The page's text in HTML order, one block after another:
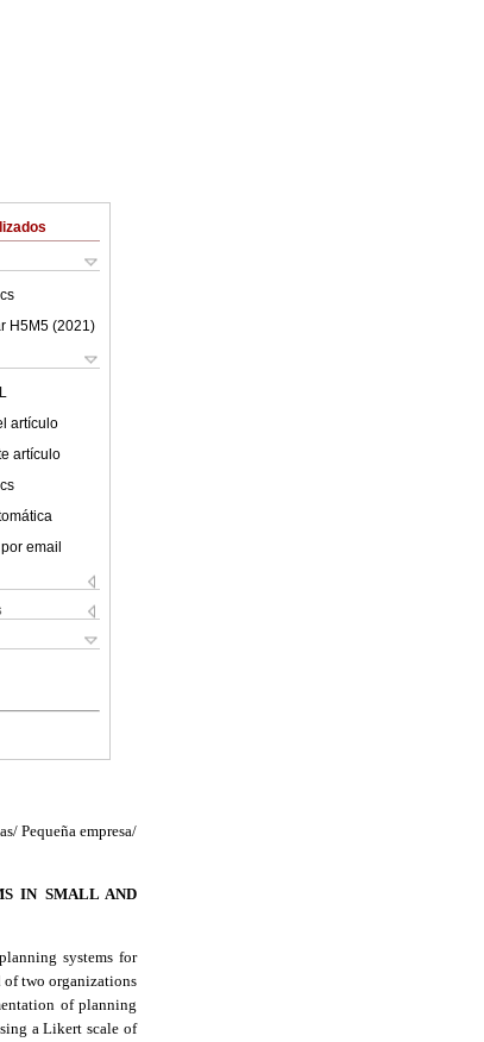
H5M5 (2021 )
artículo
artículo
email
Pequeña empresa/
IN SMALL AND
systems for
of two organizations
of planning
aLikert scale of